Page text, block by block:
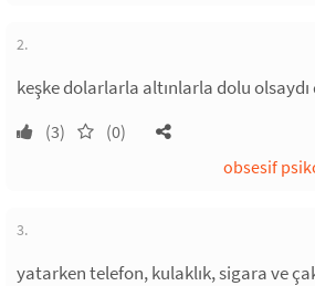
2.
keşke dolarlarla altınlarla dolu
(3) (0)
obsesif
3.
yatarken telefon, kulaklık, sigara ve